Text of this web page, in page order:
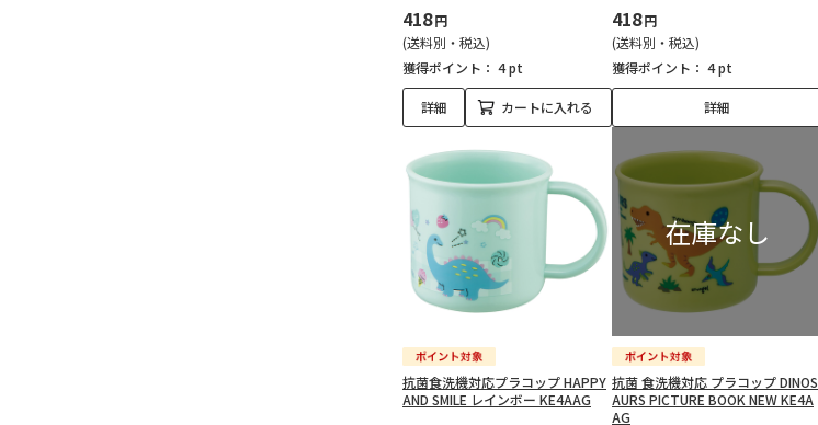
418円
(送料別・税込)
獲得ポイント： 4 pt
詳細 カートに入れる
418円
(送料別・税込)
獲得ポイント： 4 pt
詳細
抗菌食洗機対応プラコップ HAPPY
AND SMILE レインボー KE4AAG
抗菌 食洗機対応 プラコップ DINOS
AURS PICTURE BOOK NEW KE4A
AG